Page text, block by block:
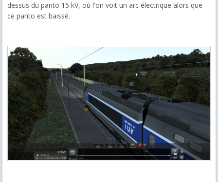
dessus du panto 15 kV, où l'on voit un arc électrique alors que
ce panto est baissé.